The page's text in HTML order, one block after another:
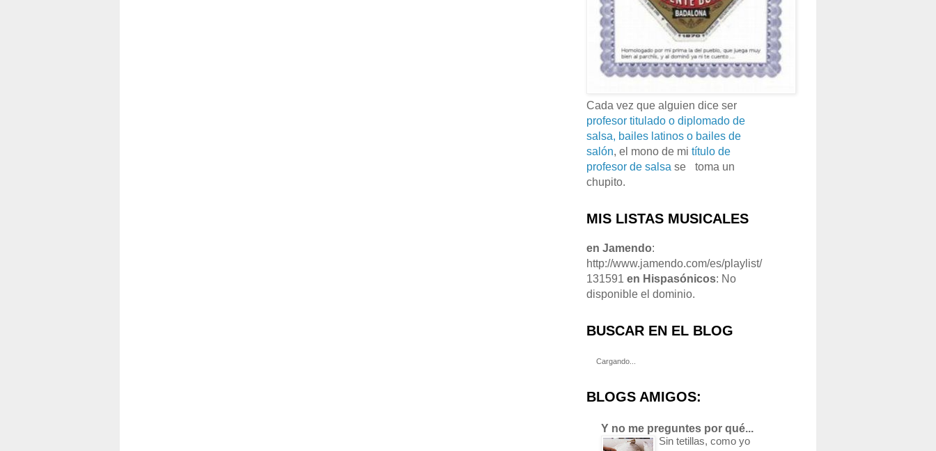
Cada vez que alguien dice ser
profesor titulado o diplomado de
salsa, bailes latinos o bailes de
salón, el mono de mi título de
profesor de salsa se
toma un
chupito.
MIS LISTAS MUSICALES
en Jamendo:
http://www.jamendo.com/es/playlist/
131591 en Hispasónicos: No
disponible el dominio.
BUSCAR EN EL BLOG
Cargando...
BLOGS AMIGOS:
Y no me preguntes por qué...
Sin tetillas, como yo